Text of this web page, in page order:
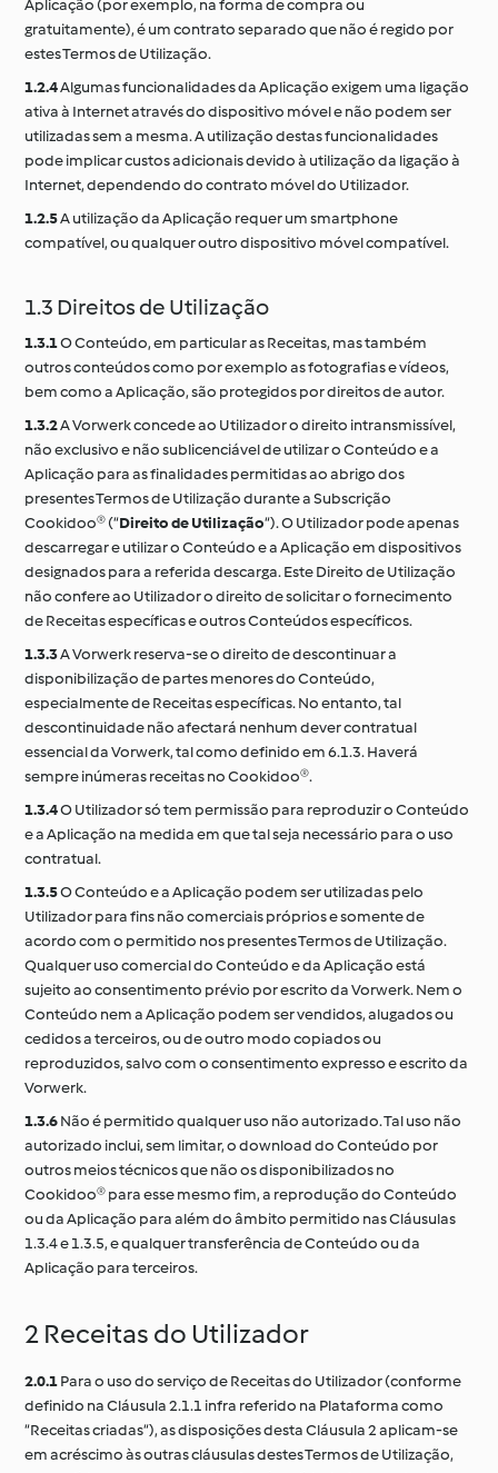
Aplicação (por exemplo, na forma de compra ou
gratuitamente), é um contrato separado que não é regido por
estes Termos de Utilização.
1.2.4Algumas funcionalidades da Aplicação exigem uma ligação
ativa à Internet através do dispositivo móvel e não podem ser
utilizadas sem a mesma. A utilização destas funcionalidades
pode implicar custos adicionais devido à utilização da ligação à
Internet, dependendo do contrato móvel do Utilizador.
1.2.5A utilização da Aplicação requer um smartphone
compatível, ou qualquer outro dispositivo móvel compatível.
1.3 Direitos de Utilização
1.3.1O Conteúdo, em particular as Receitas, mas também
outros conteúdos como por exemplo as fotografias e vídeos,
bem como a Aplicação, são protegidos por direitos de autor.
1.3.2A Vorwerk concede ao Utilizador o direito intransmissível,
não exclusivo e não sublicenciável de utilizar o Conteúdo e a
Aplicação para as finalidades permitidas ao abrigo dos
presentes Termos de Utilização durante a Subscrição
Cookidoo® (“Direito de Utilização“). O Utilizador pode apenas
descarregar e utilizar o Conteúdo e a Aplicação em dispositivos
designados para a referida descarga. Este Direito de Utilização
não confere ao Utilizador o direito de solicitar o fornecimento
de Receitas específicas e outros Conteúdos específicos.
1.3.3A Vorwerk reserva-se o direito de descontinuar a
disponibilização de partes menores do Conteúdo,
especialmente de Receitas específicas. No entanto, tal
descontinuidade não afectará nenhum dever contratual
essencial da Vorwerk, tal como definido em 6.1.3. Haverá
sempre inúmeras receitas no Cookidoo®.
1.3.4O Utilizador só tem permissão para reproduzir o Conteúdo
e a Aplicação na medida em que tal seja necessário para o uso
contratual.
1.3.5O Conteúdo e a Aplicação podem ser utilizadas pelo
Utilizador para fins não comerciais próprios e somente de
acordo com o permitido nos presentes Termos de Utilização.
Qualquer uso comercial do Conteúdo e da Aplicação está
sujeito ao consentimento prévio por escrito da Vorwerk. Nem o
Conteúdo nem a Aplicação podem ser vendidos, alugados ou
cedidos a terceiros, ou de outro modo copiados ou
reproduzidos, salvo com o consentimento expresso e escrito da
Vorwerk.
1.3.6Não é permitido qualquer uso não autorizado. Tal uso não
autorizado inclui, sem limitar, o download do Conteúdo por
outros meios técnicos que não os disponibilizados no
Cookidoo® para esse mesmo fim, a reprodução do Conteúdo
ou da Aplicação para além do âmbito permitido nas Cláusulas
1.3.4 e 1.3.5, e qualquer transferência de Conteúdo ou da
Aplicação para terceiros.
2 Receitas do Utilizador
2.0.1Para o uso do serviço de Receitas do Utilizador (conforme
definido na Cláusula 2.1.1 infra referido na Plataforma como
“Receitas criadas“), as disposições desta Cláusula 2 aplicam-se
em acréscimo às outras cláusulas destes Termos de Utilização,